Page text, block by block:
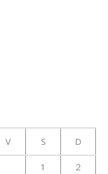
V S D
1
2